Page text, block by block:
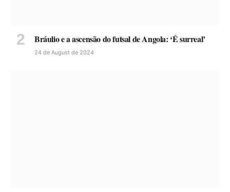
Bráulio e a ascensão do futsal de Angola: ‘É surreal’
24 de August de 2024